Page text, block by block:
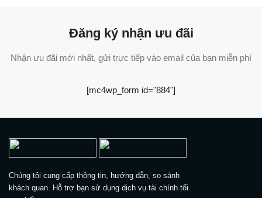
Đăng ký nhận ưu đãi
Nhận ưu đãi mới nhất, gửi trực tiếp vào email của bạn miễn phí
[mc4wp_form id="884"]
Chúng tôi cung cấp thông tin, hướng dẫn, so sánh
khách quan. Hỗ trợ bạn sử dụng dịch vụ tài chính tối